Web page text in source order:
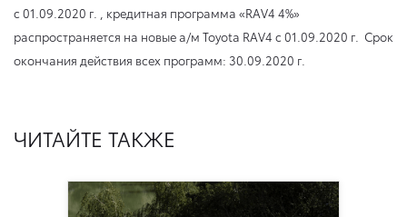
с 01.09.2020 г.
, кредитная программа «RAV4 4%»
распространяется на новые а/м Toyota RAV4 с 01.09.2020 г.
Срок
окончания действия всех программ: 30.09.2020 г.
ЧИТАЙТЕ ТАКЖЕ